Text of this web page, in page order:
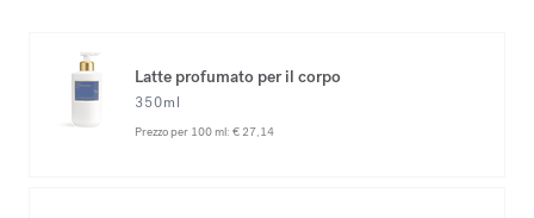
Latte profumato per il corpo
350ml
Prezzo per 100 ml: € 27,14